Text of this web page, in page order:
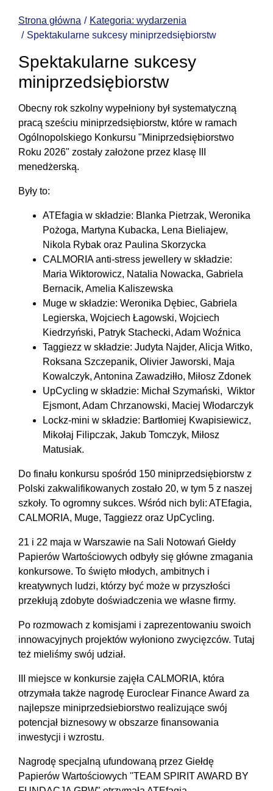
Strona główna
Kategoria: wydarzenia
Spektakularne sukcesy miniprzedsiębiorstw
Spektakularne sukcesy
miniprzedsiębiorstw
Obecny rok szkolny wypełniony był systematyczną
pracą sześciu miniprzedsiębiorstw, które w ramach
Ogólnopolskiego Konkursu "Miniprzedsiębiorstwo
Roku 2026" zostały założone przez klasę III
menedżerską.
Były to:
ATEfagia w składzie: Blanka Pietrzak, Weronika
Pożoga, Martyna Kubacka, Lena Bieliajew,
Nikola Rybak oraz Paulina Skorzycka
CALMORIA anti-stress jewellery w składzie:
Maria Wiktorowicz, Natalia Nowacka, Gabriela
Bernacik, Amelia Kaliszewska
Muge w składzie: Weronika Dębiec, Gabriela
Legierska, Wojciech Łagowski, Wojciech
Kiedrzyński, Patryk Stachecki, Adam Woźnica
Taggiezz w składzie: Judyta Najder, Alicja Witko,
Roksana Szczepanik, Olivier Jaworski, Maja
Kowalczyk, Antonina Zawadziłło, Miłosz Zdonek
UpCycling w składzie: Michał Szymański, Wiktor
Ejsmont, Adam Chrzanowski, Maciej Włodarczyk
Lockz-mini w składzie: Bartłomiej Kwapisiewicz,
Mikołaj Filipczak, Jakub Tomczyk, Miłosz
Matusiak.
Do finału konkursu spośród 150 miniprzedsiębiorstw z
Polski zakwalifikowanych zostało 20, w tym 5 z naszej
szkoły. To ogromny sukces. Wśród nich byli: ATEfagia,
CALMORIA, Muge, Taggiezz oraz UpCycling.
21 i 22 maja w Warszawie na Sali Notowań Giełdy
Papierów Wartościowych odbyły się główne zmagania
konkursowe. To święto młodych, ambitnych i
kreatywnych ludzi, którzy być może w przyszłości
przekłują zdobyte doświadczenia we własne firmy.
Po rozmowach z komisjami i zaprezentowaniu swoich
innowacyjnych projektów wyłoniono zwycięzców. Tutaj
też mieliśmy swój udział.
III miejsce w konkursie zajęła CALMORIA, która
otrzymała także nagrodę Euroclear Finance Award za
najlepsze miniprzedsiebiorstwo realizujące swój
potencjał biznesowy w obszarze finansowania
inwestycji i wzrostu.
Nagrodę specjalną ufundowaną przez Giełdę
Papierów Wartościowych "TEAM SPIRIT AWARD BY